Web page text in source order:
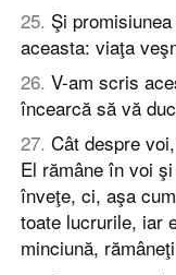
25. Şi
aceasta: viaţa
26. V-am scris
încearcă să vă
27. Cât despre
El rămâne în voi
înveţe, ci, aşa
toate lucrurile, iar
minciună,